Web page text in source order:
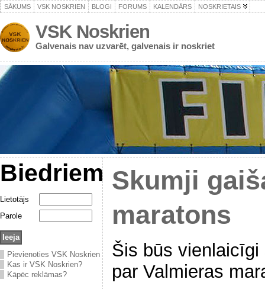
SĀKUMS VSK NOSKRIEN BLOGI FORUMS KALENDĀRS NOSKRIETAIS
VSK Noskrien
Galvenais nav uzvarēt, galvenais ir noskriet
Biedriem
Lietotājs
Parole
Pievienoties VSK Noskrien
Kas ir VSK Noskrien?
Kāpēc reklāmas?
Skumji
maratons
Šis būs
par Valmieras